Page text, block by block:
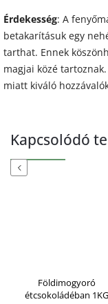
Érdekesség: A
betakarításuk egy
tarthat. Ennek
magjai közé
miatt kiváló
Kapcsolódó
Previous
Földimogyoró
étcsokoládéban 1KG